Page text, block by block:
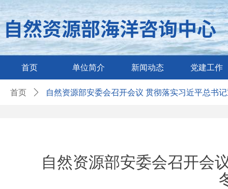
首页 单位简介 新闻动态 党建工作
自然资源部安委会召开会
首页 ꄲ 自然资源部安委会召开会议 贯彻落实习近平总书